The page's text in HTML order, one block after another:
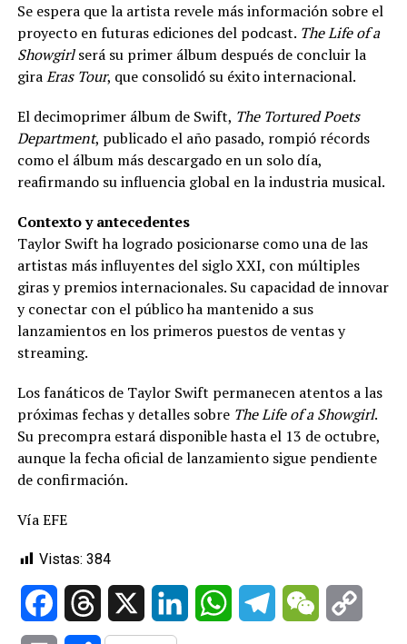
Se espera que la artista revele más información sobre el
proyecto en futuras ediciones del podcast. The Life of a
Showgirlserá su primer álbum después de concluir la
giraEras Tour, que consolidó su éxito internacional.
El decimoprimer álbum de Swift, The Tortured Poets
Department, publicado el año pasado, rompió récords
como el álbum más descargado en un solo día,
reafirmando su influencia global en la industria musical.
Contexto y antecedentes
Taylor Swift ha logrado posicionarse como una de las
artistas más influyentes del siglo XXI, con múltiples
giras y premios internacionales. Su capacidad de innovar
y conectar con el público ha mantenido a sus
lanzamientos en los primeros puestos de ventas y
streaming.
Los fanáticos de Taylor Swift permanecen atentos a las
próximas fechas y detalles sobre The Life of a Showgirl.
Su precompra estará disponible hasta el 13 de octubre,
aunque la fecha oficial de lanzamiento sigue pendiente
de confirmación.
Vía EFE
Vistas: 384
FacebookThreads LinkedIn WhatsAppTelegramWeChat